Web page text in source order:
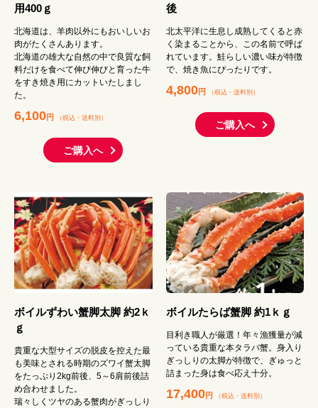
用400ｇ
北海道は、羊肉以外にもおいしいお
肉がたくさんあります。
北海道の雄大な自然の中で良質な飼
料だけを食べて伸び伸びと育った牛
をすき焼き用にカットいたしまし
た。
6,100円 （税込 ・ 送料別 ）
ご購入へ
後
北太平洋に生息し成熟してくると赤
く染まることから、この名前で呼ば
れています。鮭らしい濃い味が特徴
で、焼き魚にぴったりです。
4,800円 （税込・ 送料別 ）
ご購入へ
ボイルずわい蟹脚太脚 約2ｋ
ｇ
貴重な大型サイズの脱皮を控えた最
も美味とされる時期のズワイ蟹太脚
をたっぷり2kg前後、5～6肩前後詰
め合わせました。
瑞々しくツヤのある蟹肉がぎっしり
ボイルたらば蟹脚 約1ｋｇ
目利き職人が厳選！年々漁獲量が減
っている貴重な本タラバ蟹。身入り
ぎっしりの太脚が特徴で、ぎゅっと
詰まった身は食べ応え十分。
17,400円 （税込・ 送料別 ）